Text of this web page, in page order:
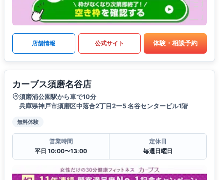
店舗情報 公式サイト 体験・相談予約
カーブス須磨名谷店
須磨浦公園駅から車で10分
兵庫県神戸市須磨区中落合2丁目2ー5 名谷センタービル1階
無料体験
営業時間
平日 10:00〜13:00
定休日
毎週日曜日